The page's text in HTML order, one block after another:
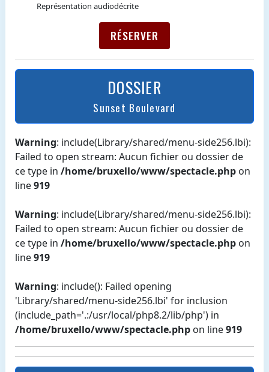
Représentation audiodécrite
RÉSERVER
DOSSIER
Sunset Boulevard
Warning: include(Library/shared/menu-side256.lbi):
Failed to open stream: Aucun fichier ou dossier de
ce type in /home/bruxello/www/spectacle.phpon
line919
Warning: include(Library/shared/menu-side256.lbi):
Failed to open stream: Aucun fichier ou dossier de
ce type in /home/bruxello/www/spectacle.phpon
line919
Warning: include(): Failed opening
'Library/shared/menu-side256.lbi' for inclusion
(include_path='.:/usr/local/php8.2/lib/php') in
/home/bruxello/www/spectacle.phpon line919